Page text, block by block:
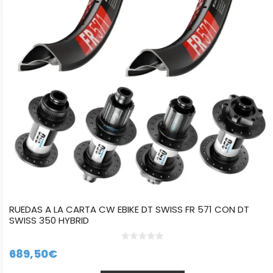
RUEDAS A LA CARTA CW EBIKE DT SWISS FR 571 CON DT
SWISS 350 HYBRID
5
689,50€
pueden
elegir
en
página
producto